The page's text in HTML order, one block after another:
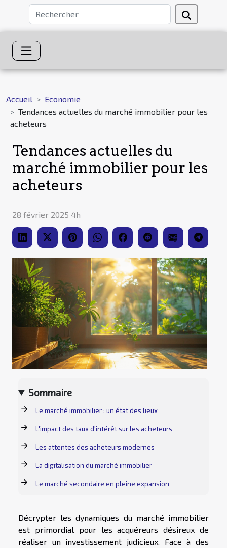
Accueil
Economie
Tendances actuelles du marché immobilier pour les
acheteurs
Tendances actuelles du
marché immobilier pour les
acheteurs
28 février 2025 4h
Sommaire
Le marché immobilier : un état des lieux
L'impact des taux d'intérêt sur les acheteurs
Les attentes des acheteurs modernes
La digitalisation du marché immobilier
Le marché secondaire en pleine expansion
Décrypter les dynamiques du marché immobilier
est primordial pour les acquéreurs désireux de
réaliser un investissement judicieux. Face à des